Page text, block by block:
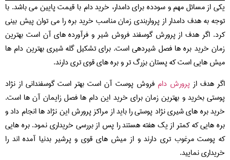
یکی از مسائل مهم و سودده برای دامدار، خرید دام با قیمت پایین می باشد. با
توجه به هدف دامدار از پرواربندی زمان مناسب خرید بره را می توان پیش بینی
کرد. اگر هدف از پرورش گوسفند فروش شیر و فرآورده های آن است بهترین
زمان خرید بره ها فصل شیردهی است. برای تشکیل گله شیری بهترین دام ها
میش هایی است که پستان بزرگ تر و بره های قوی تری دارند.
اگر هدف ازپرورش دام فروش پوست آن است بهتر است گوسفندانی از نژاد
پوستی بخرید و بهترین زمان برای خرید این دام ها فصل زایمان آن ها است.
خرید بره های شیری نژاد پوستی را باید از مراکز پرورش این نژاد ها انجام داد و
بره هایی که کمتر از یک هفته هستند را پس از بررسی خریداری نمود. بره هایی
که پوست مرغوب تری دارند و از میش های قوی و پرشیر بدنیا آمده اند را
خریداری نمایید.